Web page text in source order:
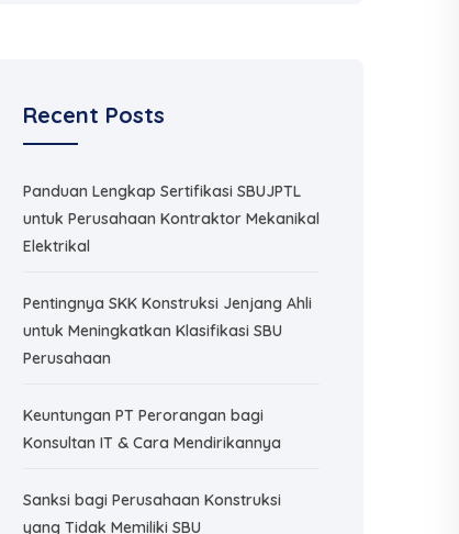
Recent Posts
Panduan Lengkap Sertifikasi SBUJPTL
untuk Perusahaan Kontraktor Mekanikal
Elektrikal
Pentingnya SKK Konstruksi Jenjang Ahli
untuk Meningkatkan Klasifikasi SBU
Perusahaan
Keuntungan PT Perorangan bagi
Konsultan IT & Cara Mendirikannya
Sanksi bagi Perusahaan Konstruksi
yang Tidak Memiliki SBU